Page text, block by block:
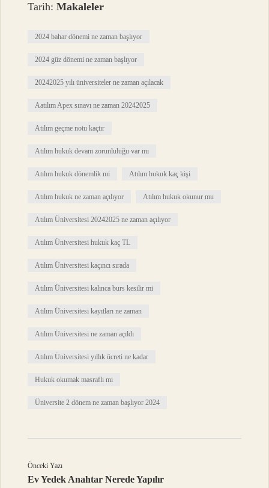
Tarih:Makaleler
2024 bahar dönemi ne zaman başlıyor
2024 güz dönemi ne zaman başlıyor
20242025 yılı üniversiteler ne zaman açılacak
Aatılım Apex sınavı ne zaman 20242025
Atılım geçme notu kaçtır
Atılım hukuk devam zorunluluğu var mı
Atılım hukuk dönemlik mi Atılım hukuk kaç kişi
Atılım hukuk ne zaman açılıyor Atılım hukuk okunur mu
Atılım Üniversitesi 20242025 ne zaman açılıyor
Atılım Üniversitesi hukuk kaç TL
Atılım Üniversitesi kaçıncı sırada
Atılım Üniversitesi kalınca burs kesilir mi
Atılım Üniversitesi kayıtları ne zaman
Atılım Üniversitesi ne zaman açıldı
Atılım Üniversitesi yıllık ücreti ne kadar
Hukuk okumak masraflı mı
Üniversite 2 dönem ne zaman başlıyor 2024
Önceki Yazı
Ev Yedek Anahtar Nerede Yapılır